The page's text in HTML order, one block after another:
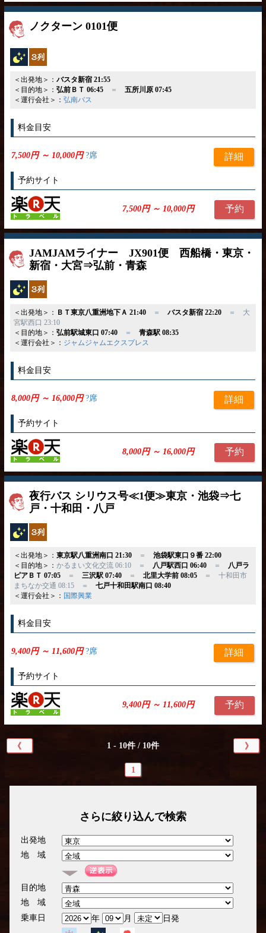
ノクターン 0101便
夜行バス
＜出発地＞： バスタ新宿 21:55
＜目的地＞： 弘前ＢＴ 06:45＝ 五所川原 07:45
＜運行会社＞： 弘南バス
料金目安
7,500円 ～ 10,000円?席 詳細
予約サイト
7,500円 ～ 10,000円 予約
JAMJAMライナー JX901便 西船橋・東京・
新宿・大宮⇒弘前・青森
夜行バス
＜出発地＞： ＢＴ東京八重洲地下Ａ 21:40＝ バスタ新宿 22:20＝ 大
宮駅西口 23:10
＜目的地＞： 弘前駅城東口 07:40＝ 青森駅 08:35
＜運行会社＞： ジャムジャムエクスプレス
料金目安
8,000円 ～ 16,000円?席 詳細
予約サイト
8,000円 ～ 16,000円 予約
夜行バス シリウス号≪1便≫東京・池袋⇒七
戸・十和田・八戸
夜行バス
＜出発地＞： 東京駅八重洲南口 21:30＝ 池袋駅東口９番 22:00
＜目的地＞： かるまい文化交流 06:10 ＝ 八戸駅西口 06:40＝
八戸ラ
ピアＢＴ 07:05＝ 三沢駅 07:40＝ 北里大学前 08:05＝ 十和田市
まちなか交通 08:15 ＝ 七戸十和田駅南口 08:40
＜運行会社＞： 国際興業
料金目安
9,400円 ～ 11,600円?席 詳細
予約サイト
9,400円 ～ 11,600円 予約
《 1 - 10件 / 10件 》
1
さらに絞り込んで検索
出発地
地 域
目的地
地 域
乗車日
年 月 日発